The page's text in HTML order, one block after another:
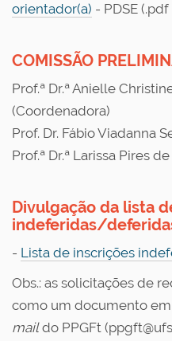
orientador(a) - PDSE (.pdf
COMISSÃO
Prof.ª Dr.ª Anielle
(Coordenadora)
Prof. Dr. Fábio Viadanna
Prof.ª Dr.ª Larissa Pires
Divulgação da lista
indeferidas/
- Lista de inscrições
Obs.: as solicitações de
como um documento
maildo PPGFt